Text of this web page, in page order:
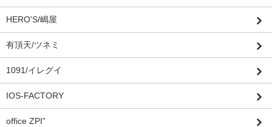
HERO'S/嶋屋
有頂天/ツネミ
1091/イレグイ
IOS-FACTORY
office ZPI”